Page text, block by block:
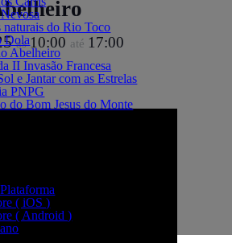
naturais do Rio Toco
Dola
Abelheiro
II Invasão Francesa
e Jantar com as Estrelas
PNPG
do Bom Jesus do Monte
( iOS )
( Android )
ás10:00 até 17:00